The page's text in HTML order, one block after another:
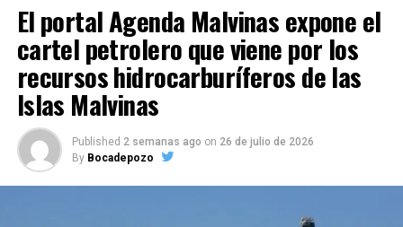
El portal Agenda Malvinas expone el
cartel petrolero que viene por los
recursos hidrocarburíferos de las
Islas Malvinas
Published 2 semanas ago on 26 de julio de 2026
By Bocadepozo